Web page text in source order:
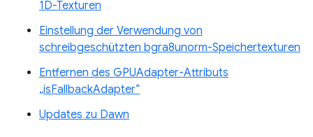
1D-Texturen
Einstellung der Verwendung von
schreibgeschützten bgra8unorm-Speichertexturen
Entfernen des GPUAdapter-Attributs
„isFallbackAdapter“
Updates zu Dawn